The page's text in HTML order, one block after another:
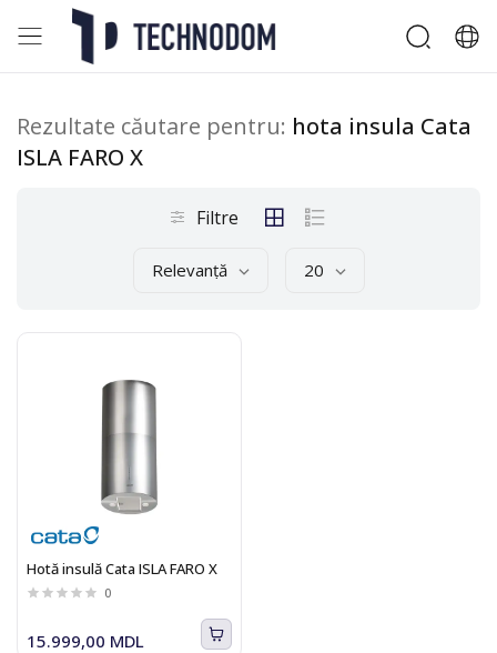
Rezultate căutare pentru: hota insula Cata
ISLA FARO X
Filtre
Relevanță 20
Hotă insulă Cata ISLA FARO X
0
15.999,00 MDL